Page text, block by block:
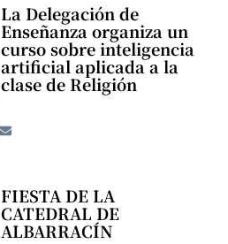
La Delegación de
Enseñanza organiza un
curso sobre inteligencia
artificial aplicada a la
clase de Religión
FIESTA DE LA
CATEDRAL DE
ALBARRACÍN